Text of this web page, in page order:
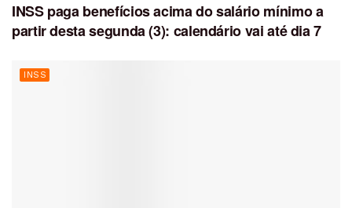
INSS paga benefícios acima do salário mínimo a
partir desta segunda (3): calendário vai até dia 7
INSS